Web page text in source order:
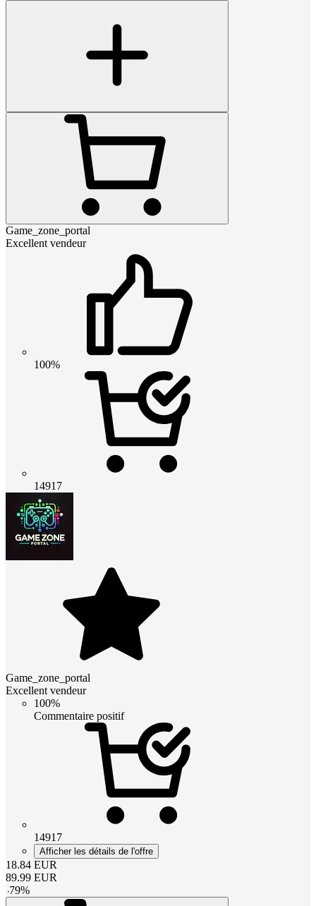
Game_zone_portal
Excellent vendeur
100%
14917
Game_zone_portal
Excellent vendeur
100%
Commentaire positif
14917
Afficher les détails de l'offre
18.84 EUR
89.99 EUR
-79%